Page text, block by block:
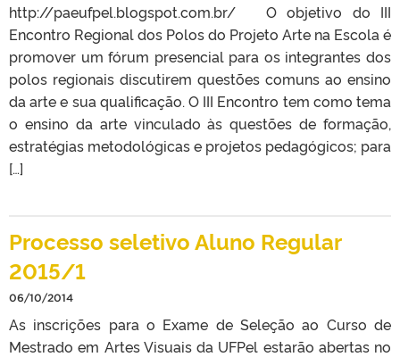
http://paeufpel.blogspot.com.br/ O objetivo do III
Encontro Regional dos Polos do Projeto Arte na Escola é
promover um fórum presencial para os integrantes dos
polos regionais discutirem questões comuns ao ensino
da arte e sua qualificação. O III Encontro tem como tema
o ensino da arte vinculado às questões de formação,
estratégias metodológicas e projetos pedagógicos; para
[…]
Processo seletivo Aluno Regular
2015/1
06/10/2014
As inscrições para o Exame de Seleção ao Curso de
Mestrado em Artes Visuais da UFPel estarão abertas no